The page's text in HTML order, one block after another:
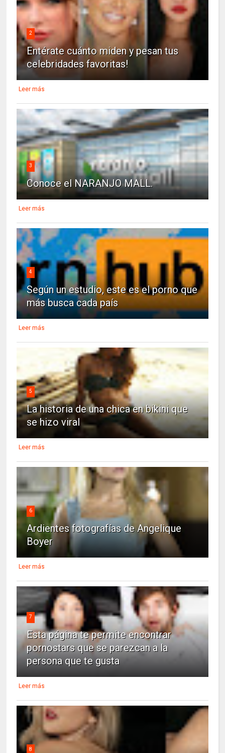
2
Entérate cuánto miden y pesan tus
celebridades favoritas!
Leer más
3
Conoce el NARANJO MALL.
Leer más
4
Según un estudio, este es el porno que
más busca cada país
Leer más
5
La historia de una chica en bikini que
se hizo viral
Leer más
6
Ardientes fotografías de Angelique
Boyer
Leer más
7
Esta página te permite encontrar
pornostars que se parezcan a la
persona que te gusta
Leer más
8